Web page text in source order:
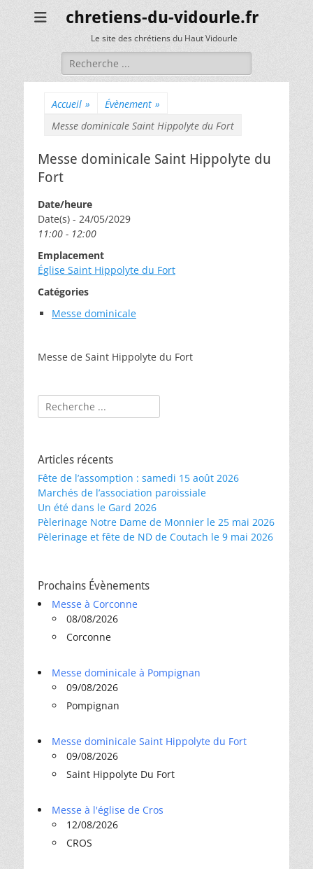
chretiens-du-vidourle.fr
Le site des chrétiens du Haut Vidourle
Rechercher :
Accueil » Évènement »
Messe dominicale Saint Hippolyte du Fort
Messe dominicale Saint Hippolyte du
Fort
Date/heure
Date(s) - 24/05/2029
11:00 - 12:00
Emplacement
Église Saint Hippolyte du Fort
Catégories
Messe dominicale
Messe de Saint Hippolyte du Fort
Rechercher :
Articles récents
Fête de l’assomption : samedi 15 août 2026
Marchés de l’association paroissiale
Un été dans le Gard 2026
Pèlerinage Notre Dame de Monnier le 25 mai 2026
Pèlerinage et fête de ND de Coutach le 9 mai 2026
Prochains Évènements
Messe à Corconne
08/08/2026
Corconne
Messe dominicale à Pompignan
09/08/2026
Pompignan
Messe dominicale Saint Hippolyte du Fort
09/08/2026
Saint Hippolyte Du Fort
Messe à l'église de Cros
12/08/2026
CROS